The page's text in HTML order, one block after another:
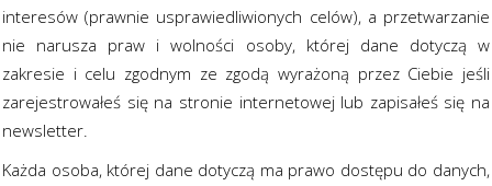
interesów (prawnie usprawiedliwionych celów), a przetwarzanie
nie narusza praw i wolności osoby, której dane dotyczą w
zakresie i celu zgodnym ze zgodą wyrażoną przez Ciebie jeśli
zarejestrowałeś się na stronie internetowej lub zapisałeś się na
newsletter.
Każda osoba, której dane dotyczą ma prawo dostępu do danych,